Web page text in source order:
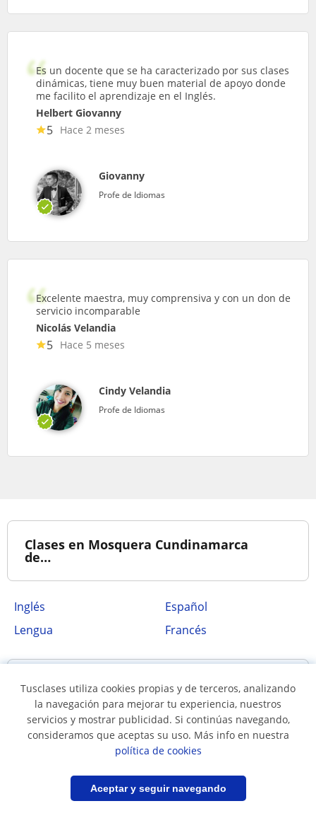
Guardar búsqueda
Es un docente que se ha caracterizado por sus clases
dinámicas, tiene muy buen material de apoyo donde
me facilito el aprendizaje en el Inglés.
Helbert Giovanny
5 Hace 2 meses
Giovanny
Profe de Idiomas
Excelente maestra, muy comprensiva y con un don de
servicio incomparable
Nicolás Velandia
5 Hace 5 meses
Cindy Velandia
Profe de Idiomas
Clases en Mosquera Cundinamarca
de…
Inglés
Español
Lengua
Francés
Poblaciones cercanas a Mosquera
Cundinamarca
Cota
Soacha
Tusclases utiliza cookies propias y de terceros, analizando
la navegación para mejorar tu experiencia, nuestros
servicios y mostrar publicidad. Si continúas navegando,
consideramos que aceptas su uso. Más info en nuestra
política de cookies
Aceptar y seguir navegando